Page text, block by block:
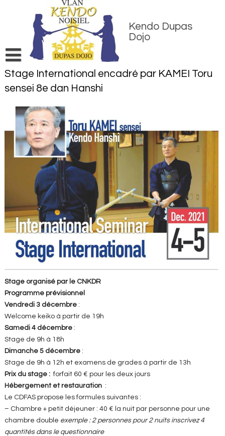
Kendo Dupas
Dojo
Accueil
Inscriptions
Entraînements
Matériel & entretien
Contact
Jeu KendoKid
Stage International encadré par KAMEI Toru
sensei 8e dan Hanshi
Stage organisé par le CNKDR
Programme prévisionnel
Vendredi 3 décembre:
Welcome keiko à partir de 19h
Samedi 4 décembre:
Stage de 9h à 18h
Dimanche 5 décembre:
Stage de 9h à 12h et examens de grades à partir de 13h
Prix du stage : forfait 60 € pour les deux jours
Hébergement et restauration:
Le CDFAS propose les formules suivantes :
– Chambre + petit déjeuner : 40 € la nuit par personne pour une
chambre double exemple : 2 personnes pour 2 nuits inscrivez 4
quantités dans le questionnaire